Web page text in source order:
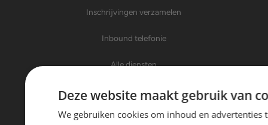
Inschrijvingen verzamelen
Inbound telefonie
Alle diensten
Over Trinity Sales
Deze website maakt gebruik van
We gebruiken cookies om inhoud en advertenties